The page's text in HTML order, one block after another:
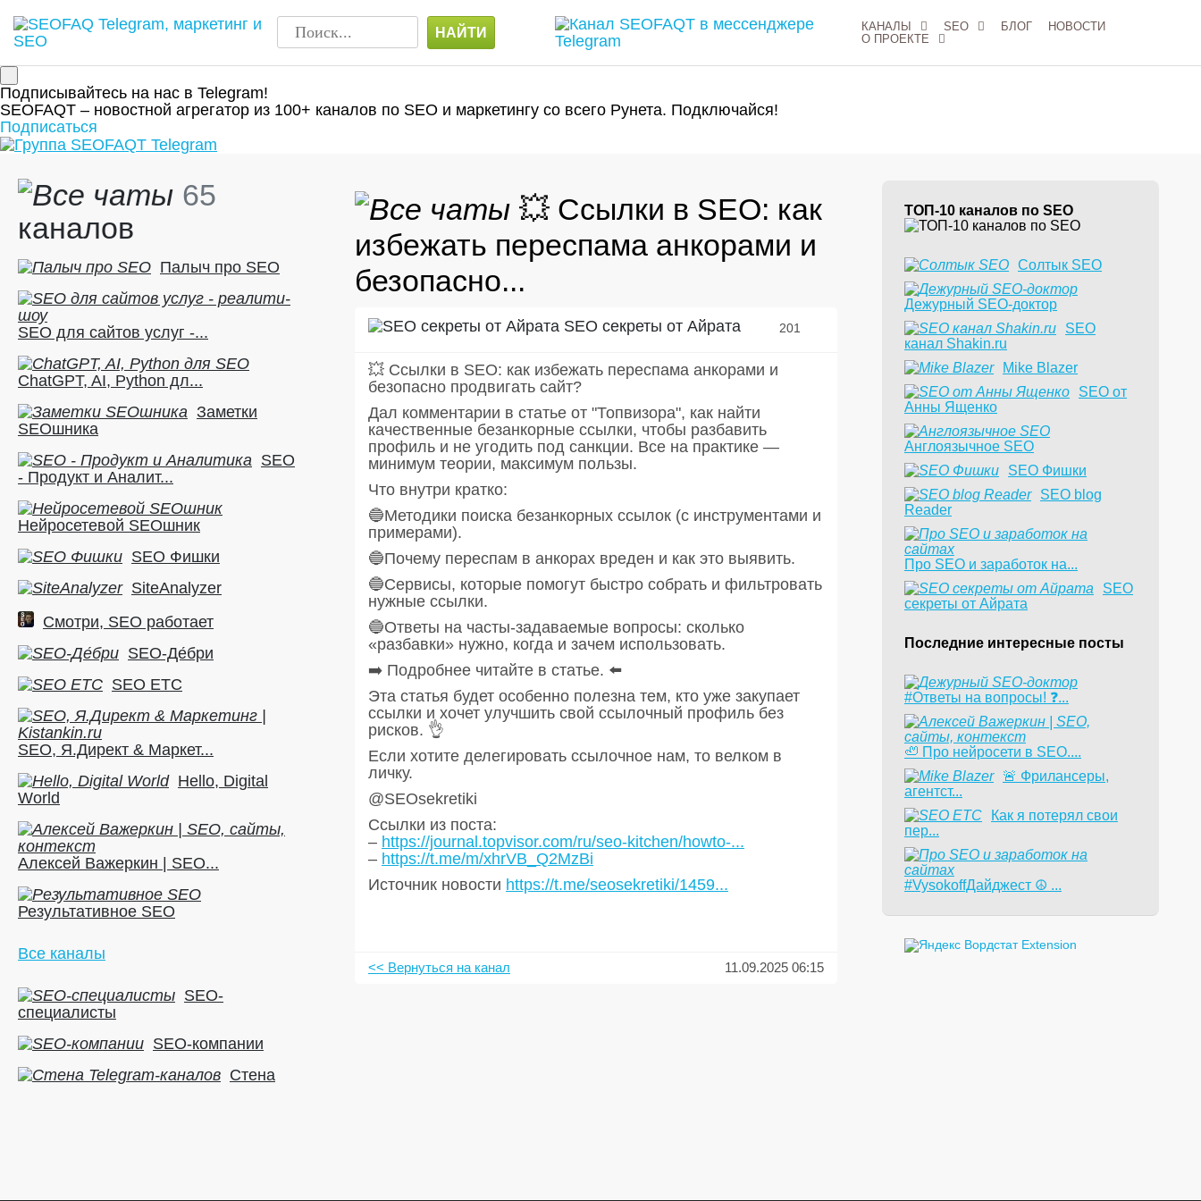
КАНАЛЫ SEO БЛОГ
НОВОСТИ
О ПРОЕКТЕ
Подписывайтесь на нас в Telegram!
SEOFAQT – новостной агрегатор из 100+ каналов по SEO и маркетингу со всего Рунета. Подключайся!
Подписаться
65
каналов
Палыч про SEO
SEO для сайтов услуг -...
ChatGPT, AI, Python дл...
Заметки
SEOшника
SEO
- Продукт и Аналит...
Нейросетевой SEOшник
SEO Фишки
SiteAnalyzer
Смотри, SEO работает
SEO-Де́бри
SEO ETC
SEO, Я.Директ & Маркет...
Hello, Digital
World
Алексей Важеркин | SEO...
Результативное SEO
Все каналы
SEO-
специалисты
SEO-компании
Стена
💥 Ссылки в SEO: как
избежать переспама анкорами и
безопасно...
SEO секреты от Айрата 201
💥 Ссылки в SEO: как избежать переспама анкорами и
безопасно продвигать сайт?
Дал комментарии в статье от "Топвизора", как найти
качественные безанкорные ссылки, чтобы разбавить
профиль и не угодить под санкции. Все на практике —
минимум теории, максимум пользы.
Что внутри кратко:
🔵Методики поиска безанкорных ссылок (с инструментами и
примерами).
🔵Почему переспам в анкорах вреден и как это выявить.
🔵Сервисы, которые помогут быстро собрать и фильтровать
нужные ссылки.
🔵Ответы на часты-задаваемые вопросы: сколько
«разбавки» нужно, когда и зачем использовать.
➡️ Подробнее читайте в статье. ⬅️
Эта статья будет особенно полезна тем, кто уже закупает
ссылки и хочет улучшить свой ссылочный профиль без
рисков. 👌
Если хотите делегировать ссылочное нам, то велком в
личку.
@SEOsekretiki
Ссылки из поста:
– https://journal.topvisor.com/ru/seo-kitchen/howto-...
– https://t.me/m/xhrVB_Q2MzBi
Источник новости https://t.me/seosekretiki/1459...
<< Вернуться на канал 11.09.2025 06:15
ТОП-10 каналов по SEO
Солтык SEO
Дежурный SEO-доктор
SEO
канал Shakin.ru
Mike Blazer
SEO от
Анны Ященко
Англоязычное SEO
SEO Фишки
SEO blog
Reader
Про SEO и заработок на...
SEO
секреты от Айрата
Последние интересные посты
#Ответы на вопросы! ❓...
🦥 Про нейросети в SEO....
​🚨 Фрилансеры,
агентст...
Как я потерял свои
пер...
#VysokoffДайджест ☮️ ...